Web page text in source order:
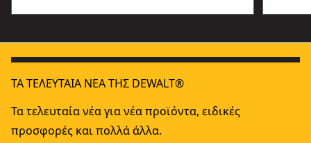
ΤΑ ΤΕΛΕΥΤΑΊΑ ΝΈΑ ΤΗΣ DEWALT®
Τα τελευταία νέα για νέα προϊόντα, ειδικές
προσφορές και πολλά άλλα.